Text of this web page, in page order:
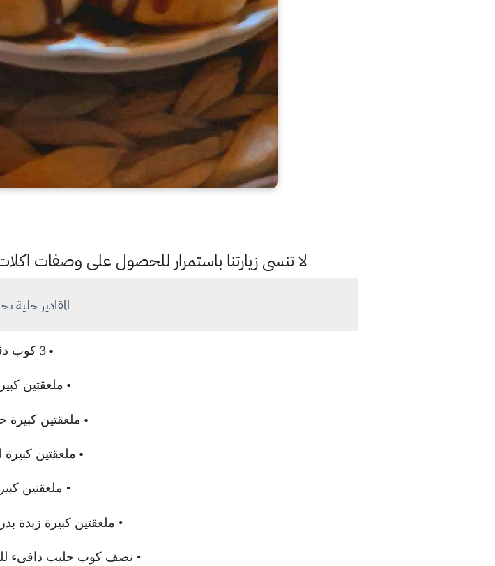
لا تنسى زيارتنا باستمرار للحصول على وصفات
المقادير خلية
• 3 كوب دقيق
• ملعقتين
• ملعقتين كبيرة
• ملعقتين كبيرة
• ملعقتين
• ملعقتين كبيرة زبدة
• نصف كوب حليب دافىء